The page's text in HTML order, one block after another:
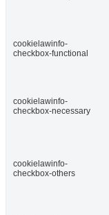
cookielawinfo-
checkbox-functional
cookielawinfo-
checkbox-necessary
cookielawinfo-
checkbox-others